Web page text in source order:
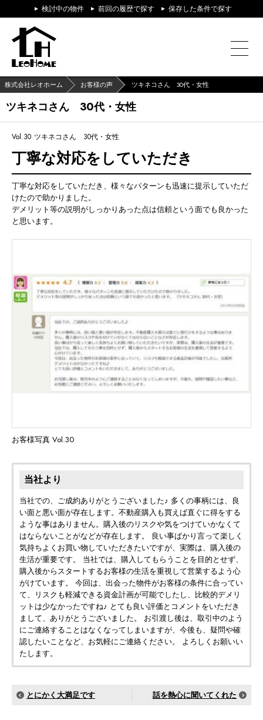
検討中の物件 前回の履歴で探す 保存した条件で探す
株式会社レオホーム お客様の声 ツキネコさん 30代・女性
ツキネコさん 30代・女性
Vol.30 ツキネコさん 30代・女性
丁寧な対応をしていただき
丁寧な対応をしていただき、様々なパターンも迅速に提示していただ
けたので助かりました。
デメリット等の説明がしっかりあった点は信頼という面でも良かった
と思います。
お客様写真 Vol.30
当社より
当社での、ご成約ありがとうございました♪ 多くの事柄には、良
い面と悪い面が存在します。不動産購入も買えば直ぐに得をする
ような事はありません。購入後のリスクや気をつけていかなくて
はならないことがなどが存在します。 良い事ばかり言って楽しく
気持ちよくお買い物していただきたいですが、実際は、購入後の
生活が重要です。 当社では、購入してもらうことを目的とせず、
購入後からスタートするお客様の生活を重視して営業するよう心
がけています。 今回は、出会った物件がお客様の条件に合ってい
て、リスクも軽減できる資金計画が可能でしたし、比較的デメリ
ットは少なかったですね♪ とても良い評価とコメントをいただき
まして、ありがとうございました。 お引渡し後は、取引中のよう
にご連絡することはなくなってしまいますが、今後も、疑問や確
認したいことなど、お気軽にご連絡ください。 よろしくお願いい
たします。
とにかく大満足です 話を熱心に聞いてくれた